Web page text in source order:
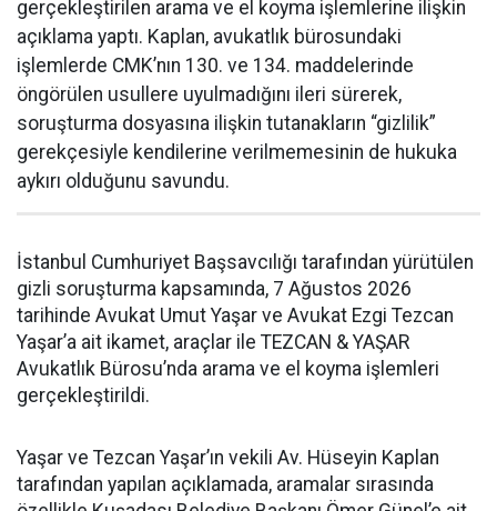
gerçekleştirilen arama ve el koyma işlemlerine ilişkin
açıklama yaptı. Kaplan, avukatlık bürosundaki
işlemlerde CMK’nın 130. ve 134. maddelerinde
öngörülen usullere uyulmadığını ileri sürerek,
soruşturma dosyasına ilişkin tutanakların “gizlilik”
gerekçesiyle kendilerine verilmemesinin de hukuka
aykırı olduğunu savundu.
İstanbul Cumhuriyet Başsavcılığı tarafından yürütülen
gizli soruşturma kapsamında, 7 Ağustos 2026
tarihinde Avukat Umut Yaşar ve Avukat Ezgi Tezcan
Yaşar’a ait ikamet, araçlar ile TEZCAN & YAŞAR
Avukatlık Bürosu’nda arama ve el koyma işlemleri
gerçekleştirildi.
Yaşar ve Tezcan Yaşar’ın vekili Av. Hüseyin Kaplan
tarafından yapılan açıklamada, aramalar sırasında